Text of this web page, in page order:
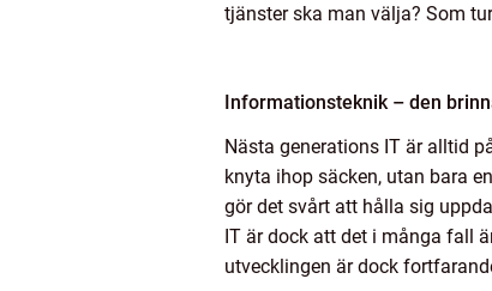
tjänster ska man välja? Som
Informationsteknik – den
Nästa generations IT är alltid
knyta ihop säcken, utan bara
gör det svårt att hålla sig
IT är dock att det i många fall
utvecklingen är dock